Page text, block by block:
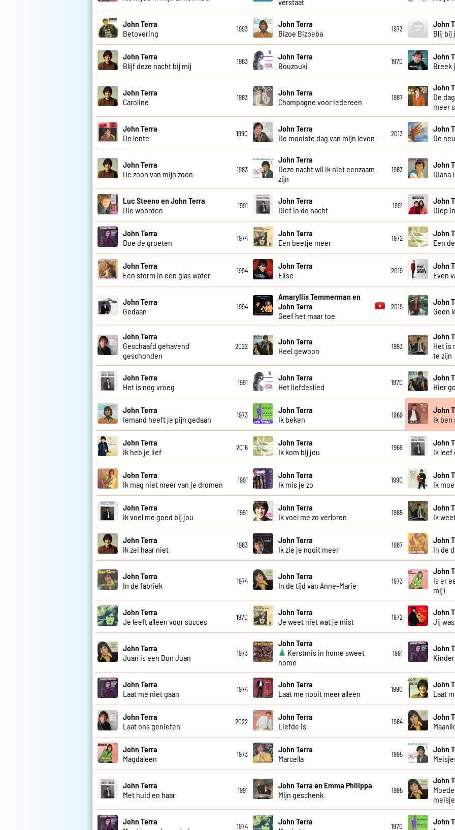
verstaat
John Terra
Betovering
1993
John Terra
Bizoe Bizoeba
1973
John
Blij bij
John Terra
Blijf deze nacht bij mij
1983
John Terra
Bouzouki
1970
John
Breek
John Terra
Caroline
1983
John Terra
Champagne voor iedereen
1987
John
De
meer
John Terra
De lente
1990
John Terra
De mooiste dag van mijn leven
2013
John
De
John Terra
De zoon van mijn zoon
1983
John Terra
Deze nacht wil ik niet eenzaam
zijn
1983
John
Diana
Luc Steeno en John Terra
Die woorden
1991
John Terra
Dief in de nacht
1991
John
Diep
John Terra
Doe de groeten
1974
John Terra
Een beetje meer
1972
John
Een
John Terra
Een storm in een glas water
1994
John Terra
Elise
2019
John
Even
John Terra
Gedaan
1994
Amaryllis Temmerman en
John Terra
Geef het maar toe
2019
John
Geen
John Terra
Geschaafd gehavend
geschonden
2022
John Terra
Heel gewoon
1993
John
Het is
te zijn
John Terra
Het is nog vroeg
1991
John Terra
Het liefdeslied
1970
John
Hier
John Terra
Iemand heeft je pijn gedaan
1973
John Terra
Ik beken
1969
John
Ik ben
John Terra
Ik heb je lief
2016
John Terra
Ik kom bij jou
1969
John
Ik leef
John Terra
Ik mag niet meer van je dromen
1991
John Terra
Ik mis je zo
1990
John
Ik
John Terra
Ik voel me goed bij jou
1991
John Terra
Ik voel me zo verloren
1985
John
Ik
John Terra
Ik zei haar niet
1983
John Terra
Ik zie je nooit meer
1987
John
In de
John Terra
In de fabriek
1974
John Terra
In de tijd van Anne-Marie
1973
John
Is er
mij)
John Terra
Je leeft alleen voor succes
1970
John Terra
Je weet niet wat je mist
1972
John
Jij
John Terra
Juan is een Don Juan
1973
John Terra
Kerstmis in home sweet
home
1991
John
John Terra
Laat me niet gaan
1974
John Terra
Laat me nooit meer alleen
1990
John
Laat
John Terra
Laat ons genieten
2022
John Terra
Liefde is
1984
John
John Terra
Magdaleen
1973
John Terra
Marcella
1995
John
John Terra
Met huid en haar
1991
John Terra en Emma Philippa
Mijn geschenk
1995
John
meisje
John Terra
1974
John Terra
1970
John